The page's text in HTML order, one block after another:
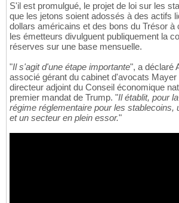
S'il est promulgué, le projet de loi sur les
que les jetons soient adossés à des actifs
dollars américains et des bons du Trésor à
les émetteurs divulguent publiquement la
réserves sur une base mensuelle.
"Il s'agit d'une étape importante", a déclaré
associé gérant du cabinet d'avocats
directeur adjoint du Conseil économique
premier mandat de Trump. "Il établit, pour
régime réglementaire pour les stablecoins,
et un secteur en plein essor."